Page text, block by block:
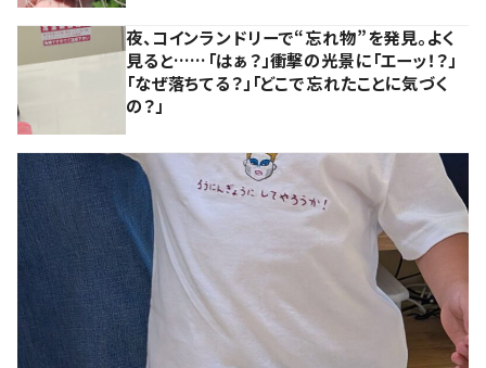
夜、コインランドリーで“忘れ物”を発見。よく
見ると……「はぁ？」衝撃の光景に「エーッ！？」
「なぜ落ちてる？」「どこで忘れたことに気づく
の？」